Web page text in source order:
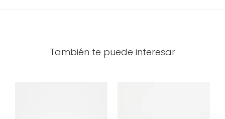
También te puede interesar